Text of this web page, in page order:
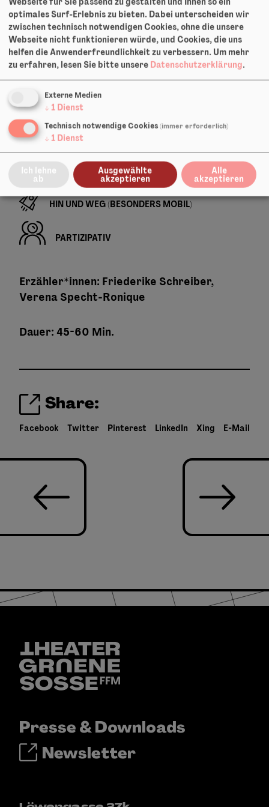
Gastspiel-Info
Vorschule
Vorschule, 1. Klasse
Grundschule, Unterstufe
HIN UND WEG (BESONDERS MOBIL)
PARTIZIPATIV
Erzähler*innen: Friederike Schreiber,
Verena Specht-Ronique
Dauer: 45-60 Min.
Share:
Facebook Twitter Pinterest LinkedIn Xing E-Mail
Presse & Downloads
Newsletter
optimales Surf-Erlebnis zu bieten. Dabei unterscheiden wir
zwischen technisch notwendigen Cookies, ohne die unsere
Webseite nicht funktionieren würde, und Cookies, die uns
helfen die Anwenderfreundlichkeit zu verbessern. Um mehr
zu erfahren, lesen Sie bitte unsere Datenschutzerklärung.
Externe Medien
↓ 1 Dienst
Technisch notwendige Cookies (immer erforderlich)
↓ 1 Dienst
Ich lehne
ab
Ausgewählte
akzeptieren
Alle
akzeptieren